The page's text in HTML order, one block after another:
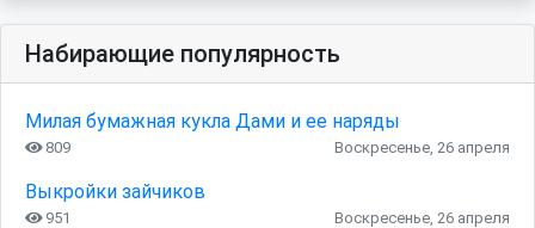
Набирающие популярность
Милая бумажная кукла Дами и ее наряды
809 Воскресенье, 26 апреля
Выкройки зайчиков
951 Воскресенье, 26 апреля